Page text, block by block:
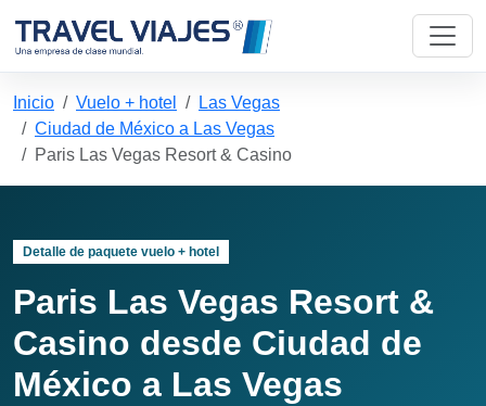
Inicio Vuelo + hotel
Las Vegas
Ciudad de México a Las Vegas
Paris Las Vegas Resort & Casino
Detalle de paquete vuelo + hotel
Paris Las Vegas Resort &
Casino desde Ciudad de
México a Las Vegas